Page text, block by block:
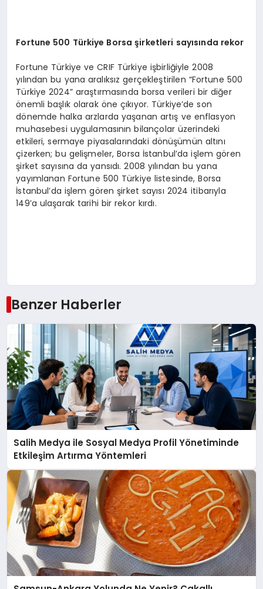
Fortune 500 Türkiye Borsa şirketleri sayısında rekor
Fortune Türkiye ve CRIF Türkiye işbirliğiyle 2008
yılından bu yana aralıksız gerçekleştirilen “Fortune 500
Türkiye 2024” araştırmasında borsa verileri bir diğer
önemli başlık olarak öne çıkıyor. Türkiye’de son
dönemde halka arzlarda yaşanan artış ve enflasyon
muhasebesi uygulamasının bilançolar üzerindeki
etkileri, sermaye piyasalarındaki dönüşümün altını
çizerken; bu gelişmeler, Borsa İstanbul’da işlem gören
şirket sayısına da yansıdı. 2008 yılından bu yana
yayımlanan Fortune 500 Türkiye listesinde, Borsa
İstanbul’da işlem gören şirket sayısı 2024 itibarıyla
149’a ulaşarak tarihi bir rekor kırdı.
Benzer Haberler
Salih Medya ile Sosyal Medya Profil Yönetiminde
Etkileşim Artırma Yöntemleri